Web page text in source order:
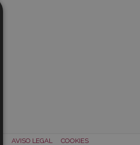
AVISO LEGAL COOKIES